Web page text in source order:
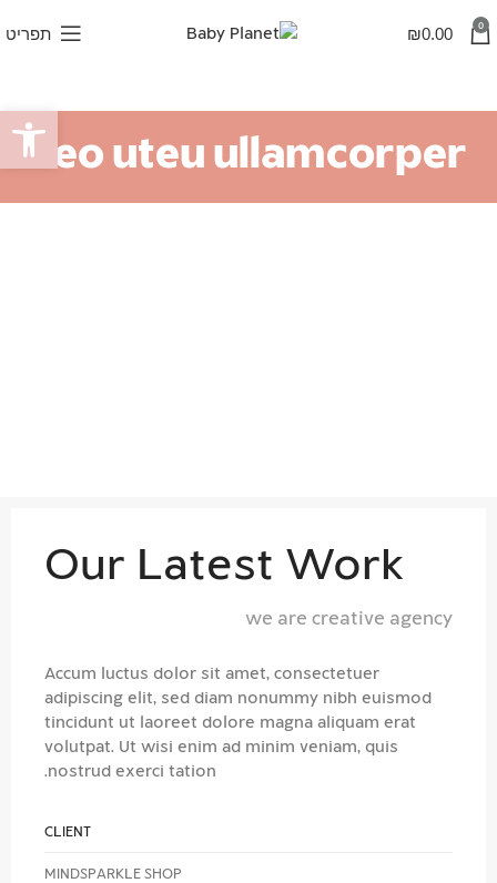
0
₪0.00 תפריט
Leo uteu ullamcorper
Our Latest Work
we are creative agency
Accum luctus dolor sit amet, consectetuer
adipiscing elit, sed diam nonummy nibh euismod
tincidunt ut laoreet dolore magna aliquam erat
volutpat. Ut wisi enim ad minim veniam, quis
nostrud exerci tation.
CLIENT
MINDSPARKLE SHOP
פתח